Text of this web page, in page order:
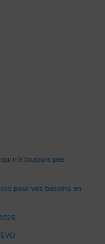
n’a toujours pas
pour vos besoins en